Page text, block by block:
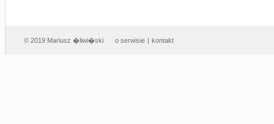
© 2019 Mariusz �liwi�ski o serwisie | kontakt